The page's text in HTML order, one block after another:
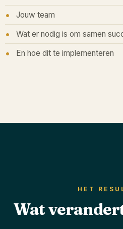
Jouw team
Wat er nodig is om samen
En hoe dit te implementeren
HET
Wat